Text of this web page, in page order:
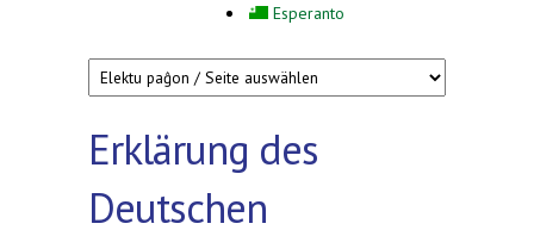
Esperanto
Erklärung des
Deutschen